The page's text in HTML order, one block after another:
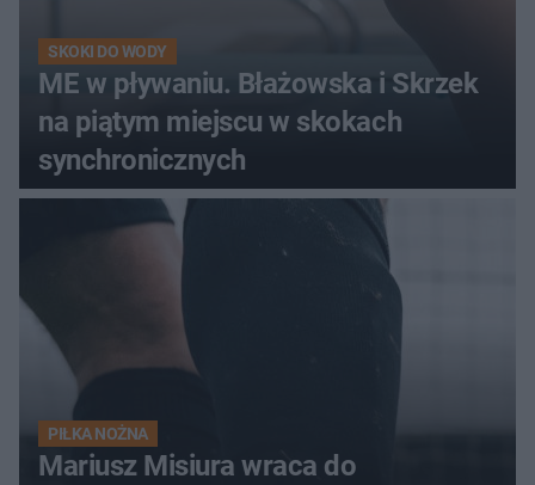
SKOKI DO WODY
ME w pływaniu. Błażowska i Skrzek
na piątym miejscu w skokach
synchronicznych
PIŁKA NOŻNA
Mariusz Misiura wraca do